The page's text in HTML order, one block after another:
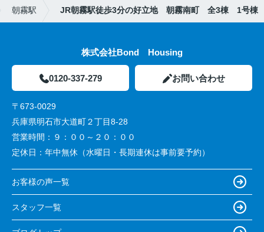
朝霧駅 JR朝霧駅徒歩3分の好立地 朝霧南町 全3棟 1号棟
株式会社Bond Housing
0120-337-279 お問い合わせ
〒673-0029
兵庫県明石市大道町２丁目8-28
営業時間： ９：００～２０：００
定休日： 年中無休（水曜日・長期連休は事前要予約）
お客様の声一覧
スタッフ一覧